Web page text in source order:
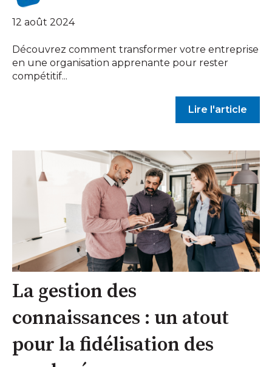
12 août 2024
Découvrez comment transformer votre entreprise
en une organisation apprenante pour rester
compétitif...
Lire l'article
La gestion des
connaissances : un atout
pour la fidélisation des